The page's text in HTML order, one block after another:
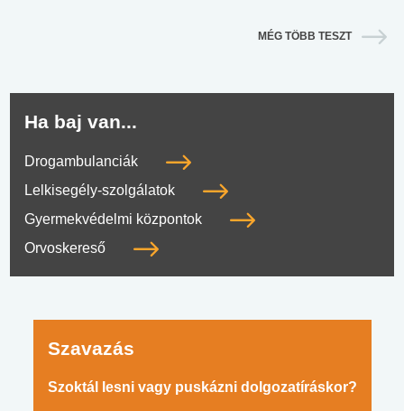
MÉG TÖBB TESZT
Ha baj van...
Drogambulanciák
Lelkisegély-szolgálatok
Gyermekvédelmi központok
Orvoskereső
Szavazás
Szoktál lesni vagy puskázni dolgozatíráskor?